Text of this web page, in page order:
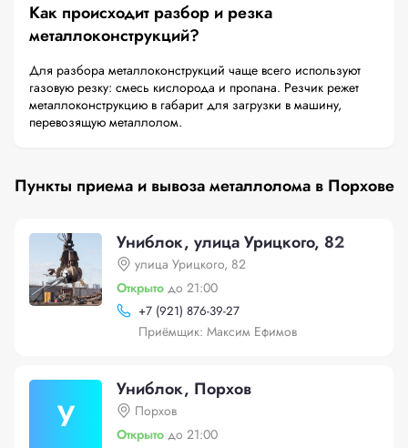
Как происходит разбор и резка
металлоконструкций?
Для разбора металлоконструкций чаще всего используют
газовую резку: смесь кислорода и пропана. Резчик режет
металлоконструкцию в габарит для загрузки в машину,
перевозящую металлолом.
Пункты приема и вывоза металлолома в Порхове
Униблок, улица Урицкого, 82
улица Урицкого, 82
Открыто до 21:00
+7 (921) 876-39-27
Приёмщик: Максим Ефимов
У
Униблок, Порхов
Порхов
Открыто до 21:00